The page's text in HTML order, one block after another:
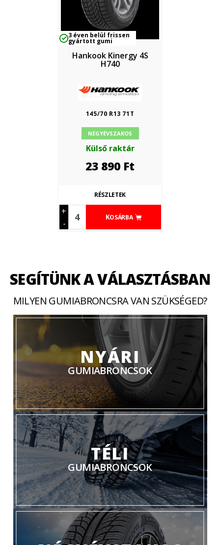
3 éven belül frissen
gyártott gumi
Hankook Kinergy 4S
H740
145/70 R13 71T
NÉGYÉVSZAKOS
Külső raktár
23 890 Ft
+
-
KOSÁRBA
RÉSZLETEK
SEGÍTÜNK A VÁLASZTÁSBAN
MILYEN GUMIABRONCSRA VAN SZÜKSÉGED?
NYÁRI
GUMIABRONCSOK
TÉLI
GUMIABRONCSOK